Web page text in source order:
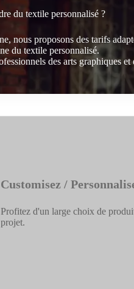
du textile personnalisé ?
nous proposons des tarifs
du textile personnalisé.
des arts graphiques
Customisez /
Profitez d'un large choix de
projet.